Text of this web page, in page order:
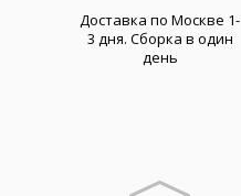
Доставка по Москве 1-
3 дня. Cборка в один
день